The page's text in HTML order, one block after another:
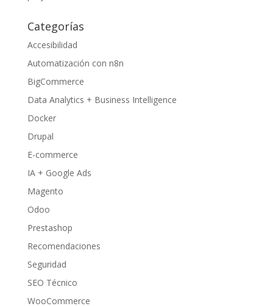
Categorías
Accesibilidad
Automatización con n8n
BigCommerce
Data Analytics + Business Intelligence
Docker
Drupal
E-commerce
IA + Google Ads
Magento
Odoo
Prestashop
Recomendaciones
Seguridad
SEO Técnico
WooCommerce